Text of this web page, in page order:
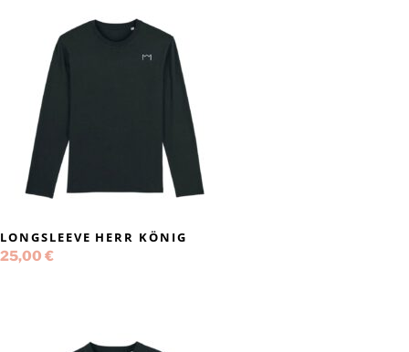
LONGSLEEVE HERR KÖNIG
25,00 €